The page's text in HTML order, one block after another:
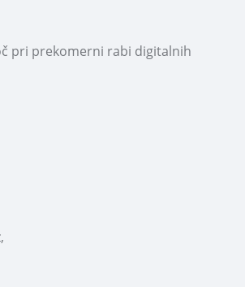
pri prekomerni rabi digitalnih